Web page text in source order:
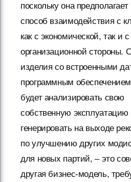
поскольку она
способ взаимодействия с
как с экономической, так и с
организационной стороны.
изделия со встроенными
программным
будет анализировать свою
собственную эксплуатацию
генерировать на выходе
по улучшению других
для новых партий, – это
другая бизнес-модель,